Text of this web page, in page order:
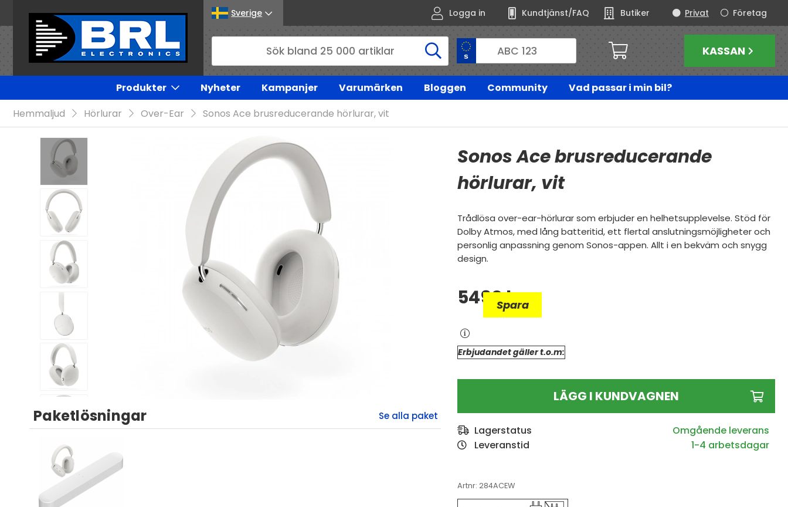
Sverige Logga in Kundtjänst/FAQ Butiker Företag
Privat
KASSAN
Produkter Nyheter Kampanjer Varumärken Bloggen Community
Vad passar i min bil?
Hemmaljud
Hörlurar Over-Ear Sonos Ace brusreducerande hörlurar, vit
Paketlösningar
Sonos Ace brusreducerande
hörlurar, vit
Trådlösa over-ear-hörlurar som erbjuder en helhetsupplevelse. Stöd för
Dolby Atmos, med lång batteritid, ett flertal anslutningsmöjligheter och
personlig anpassning genom Sonos-appen. Allt i en bekväm och snygg
design.
5490kr
Spara
Erbjudandet gäller t.o.m:
LÄGG I KUNDVAGNEN
Lagerstatus
Leveranstid
1-4 arbetsdagar
Artnr:284ACEW